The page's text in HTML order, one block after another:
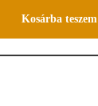
Kosárba teszem